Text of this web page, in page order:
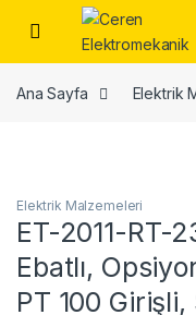
Skip to navigation
Skip to content
Ana Sayfa Elektrik
Elektrik Malzemeleri
ET-2011-RT-
Ebatlı,
PT 100 Girişli,